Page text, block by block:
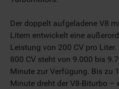
Der doppelt aufgeladene V8
Litern entwickelt eine
Leistung von 200 CV pro
800 CV steht von 9.000 bis
Minute zur Verfügung. Bis zu
Minute dreht der V8-Biturbo –